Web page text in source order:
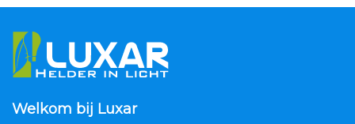
Welkom bij Luxar